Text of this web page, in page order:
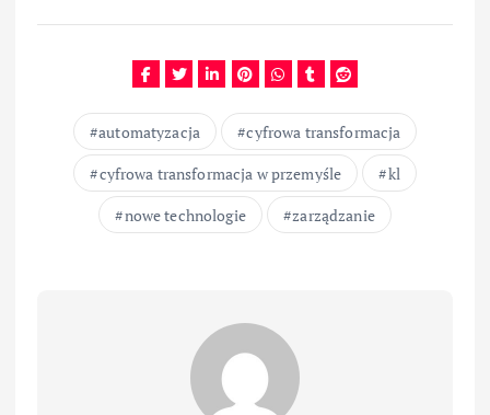
automatyzacja
cyfrowa transformacja
cyfrowa transformacja w przemyśle
kl
nowe technologie
zarządzanie